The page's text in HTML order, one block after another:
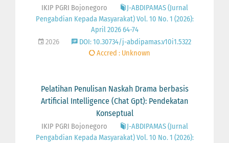
IKIP PGRI Bojonegoro
J-ABDIPAMAS (Jurnal
Pengabdian Kepada Masyarakat) Vol. 10 No. 1 (2026):
April 2026 64-74
2026
DOI: 10.30734/j-abdipamas.v10i1.5322
Accred : Unknown
Pelatihan Penulisan Naskah Drama berbasis
Artificial Intelligence (Chat Gpt): Pendekatan
Konseptual
IKIP PGRI Bojonegoro
J-ABDIPAMAS (Jurnal
Pengabdian Kepada Masyarakat) Vol. 10 No. 1 (2026):